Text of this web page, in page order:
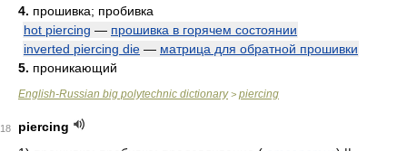
4. прошивка; пробивка
hot piercing — прошивка в горячем состоянии
inverted piercing die — матрица для обратной прошивки
5. проникающий
English-Russian big polytechnic dictionary> piercing
18
piercing